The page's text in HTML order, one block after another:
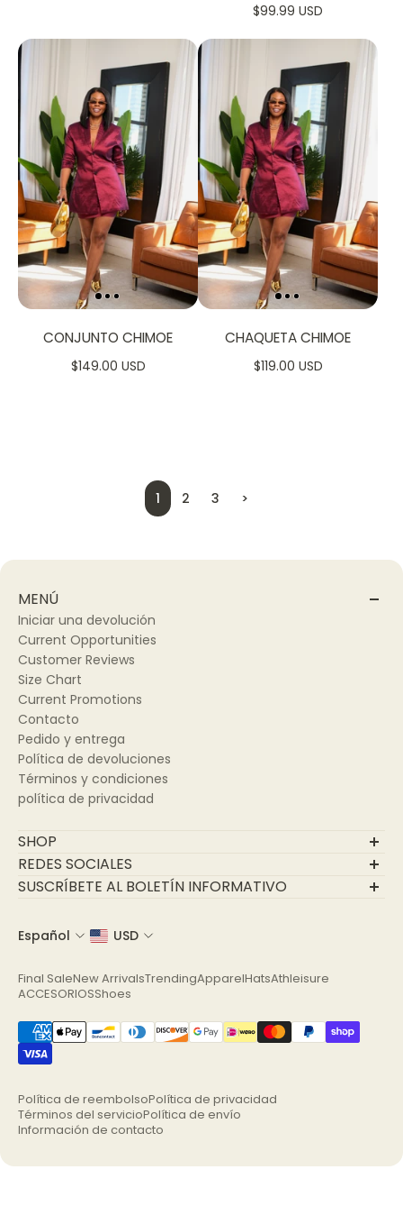
$99.99 USD
CONJUNTO CHIMOE
$149.00 USD
CHAQUETA CHIMOE
$119.00 USD
1 2 3 >
MENÚ
Iniciar una devolución
Current Opportunities
Customer Reviews
Size Chart
Current Promotions
Contacto
Pedido y entrega
Política de devoluciones
Términos y condiciones
política de privacidad
SHOP
Final Sale
New Arrivals
Hats
ACCESORIOS
Shoes
REDES SOCIALES
SUSCRÍBETE AL BOLETÍN INFORMATIVO
Correo electrónico
Español USD
Final SaleNew ArrivalsTrendingApparelHatsAthleisure
ACCESORIOSShoes
Política de reembolsoPolítica de privacidad
Términos del servicioPolítica de envío
Información de contacto